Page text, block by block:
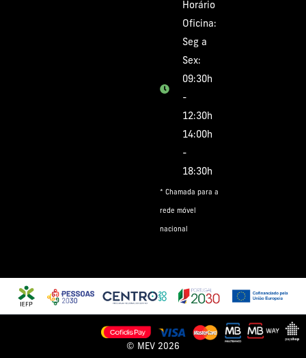
Horário
Oficina:
Seg a
Sex:
09:30h
-
12:30h
14:00h
-
18:30h
* Chamada para a
rede móvel
nacional
© MEV 2026